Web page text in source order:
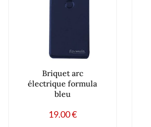
Briquet arc
électrique formula
bleu
19.00€